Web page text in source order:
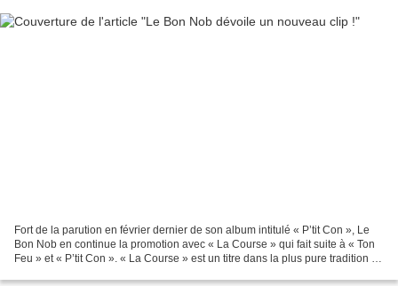
Fort de la parution en février dernier de son album intitulé « P’tit Con », Le
Bon Nob en continue la promotion avec « La Course » qui fait suite à « Ton
Feu » et « P’tit Con ». « La Course » est un titre dans la plus pure tradition du